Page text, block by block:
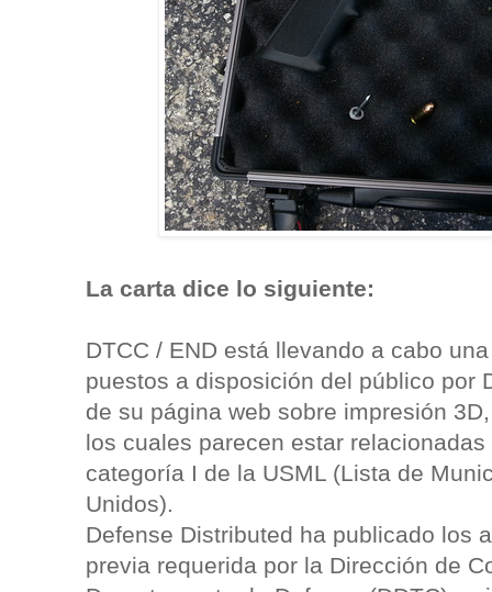
La carta dice lo siguiente:
DTCC / END está llevando a cabo
puestos a disposición del público por
de su página web sobre impresión
los cuales parecen estar
categoría I de la USML (Lista de
Unidos).
Defense Distributed ha publicado los
previa requerida por la Dirección de